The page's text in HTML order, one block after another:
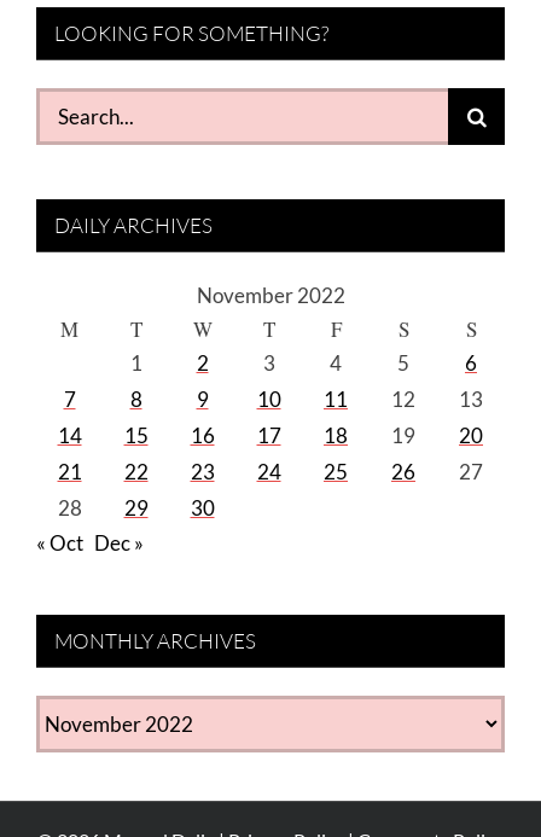
LOOKING FOR SOMETHING?
Search
for:
DAILY ARCHIVES
November 2022
M T W T F S S
1 2 3 4 5
6
7
8 9 10 11 12
13
14
15 16 17 18 19
20
21
22 23 24 25 26
27
28
29
30
« Oct Dec »
MONTHLY ARCHIVES
MONTHLY
ARCHIVES